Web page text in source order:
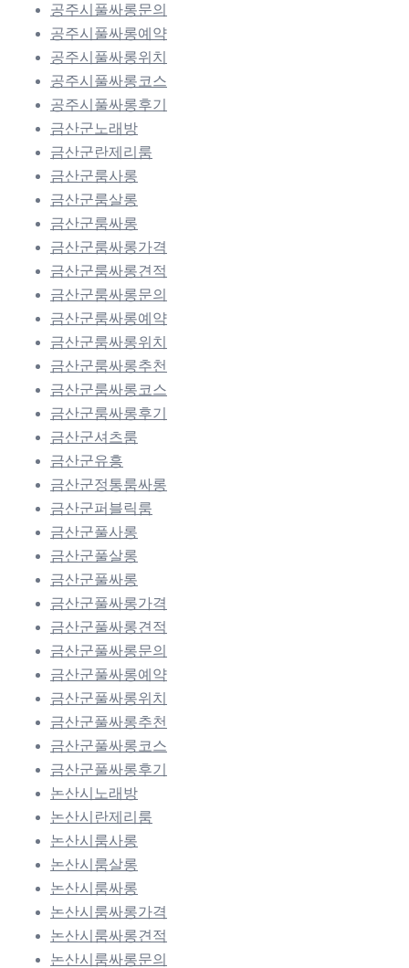
공주시풀싸롱문의
공주시풀싸롱예약
공주시풀싸롱위치
공주시풀싸롱코스
공주시풀싸롱후기
금산군노래방
금산군란제리룸
금산군룸사롱
금산군룸살롱
금산군룸싸롱
금산군룸싸롱가격
금산군룸싸롱견적
금산군룸싸롱문의
금산군룸싸롱예약
금산군룸싸롱위치
금산군룸싸롱추천
금산군룸싸롱코스
금산군룸싸롱후기
금산군셔츠룸
금산군유흥
금산군정통룸싸롱
금산군퍼블릭룸
금산군풀사롱
금산군풀살롱
금산군풀싸롱
금산군풀싸롱가격
금산군풀싸롱견적
금산군풀싸롱문의
금산군풀싸롱예약
금산군풀싸롱위치
금산군풀싸롱추천
금산군풀싸롱코스
금산군풀싸롱후기
논산시노래방
논산시란제리룸
논산시룸사롱
논산시룸살롱
논산시룸싸롱
논산시룸싸롱가격
논산시룸싸롱견적
논산시룸싸롱문의